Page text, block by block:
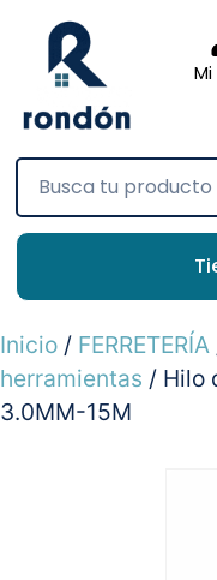
Inicio / FERRETERÍA
herramientas / Hilo
3.0MM-15M